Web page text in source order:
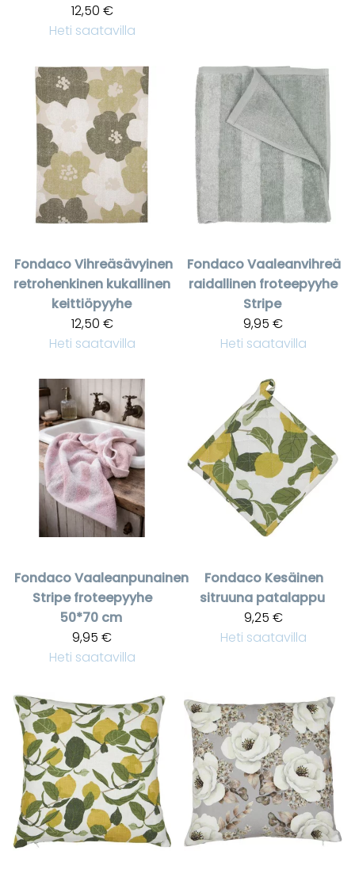
12,50 €
Heti saatavilla
FondacoVihreäsävyinen
retrohenkinen kukallinen
keittiöpyyhe
12,50 €
Heti saatavilla
FondacoVaaleanvihreä
raidallinen froteepyyhe
Stripe
9,95 €
Heti saatavilla
FondacoVaaleanpunainen
Stripe froteepyyhe
50*70 cm
9,95 €
Heti saatavilla
Fondaco Kesäinen
sitruuna patalappu
9,25 €
Heti saatavilla